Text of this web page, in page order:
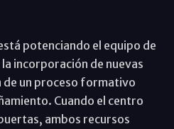
potenciando el equipo de
incorporación de nuevas
de un proceso formativo
Cuando el centro
ambos recursos